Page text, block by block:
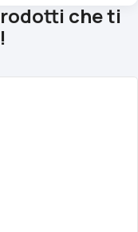
che ti